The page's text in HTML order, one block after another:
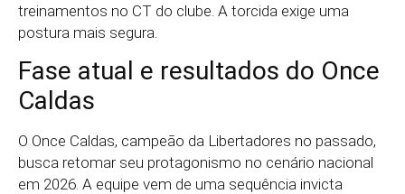
treinamentos no CT do clube. A torcida exige uma
postura mais segura.
Fase atual e resultados do Once
Caldas
O Once Caldas, campeão da Libertadores no passado,
busca retomar seu protagonismo no cenário nacional
em 2026. A equipe vem de uma sequência invicta